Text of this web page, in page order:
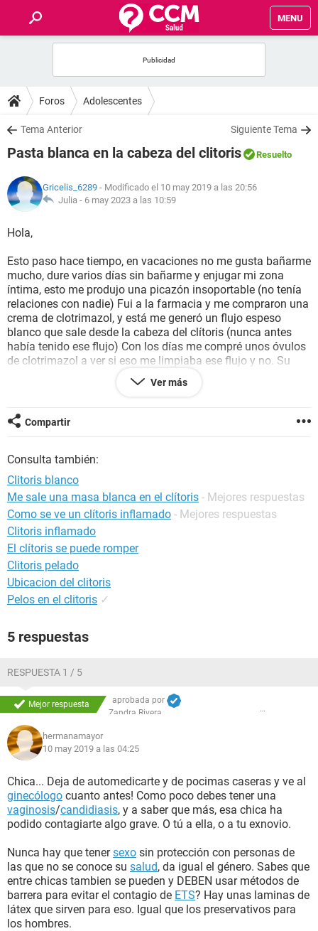
MENU
FOROS
SALUD
NUTRICIÓN
BIENESTAR
SEXUALIDAD
GLOSARIO
Foros Adolescentes
Tema Anterior Siguiente Tema
Pasta blanca en la cabeza del clitoris Resuelto
Gricelis_6289 - Modificado el 10 may 2019 a las 20:56
Julia - 6 may 2023 a las 10:59
Hola,
Esto paso hace tiempo, en vacaciones no me gusta bañarme
mucho, dure varios días sin bañarme y enjugar mi zona
íntima, esto me produjo una picazón insoportable (no tenía
relaciones con nadie) Fui a la farmacia y me compraron una
crema de clotrimazol, y está me generó un flujo espeso
blanco que sale desde la cabeza del clítoris (nunca antes
había tenido ese flujo) Con los días me compré unos óvulos
de clotrimazol a ver si eso me limpiaba ese flujo y no. Su
olor no me molestaba, después empecé a tener relaciones
con mi novio y lo único malo era que siempre me inflamada
razón. Todo normal. Terminamos y hace poco conocí a una
chica y Pues tuvimos relaciones, desde ahí mi flujo vaginal
exageradamente... Y después me entero de que la chica es
algo promiscua. Me preocupa el olor.. Me hice un lavado
vaginal hoy de vinagre y bicarbonato. Tengo 23 años.
Gracias
Ver más
Compartir
Consulta también:
Clitoris blanco
Me sale una masa blanca en el clítoris - Mejores respuestas
Como se ve un clítoris inflamado - Mejores respuestas
Clitoris inflamado
El clítoris se puede romper
Clitoris pelado
Ubicacion del clitoris
Pelos en el clitoris ✓
5 respuestas
RESPUESTA 1 / 5
Mejor respuesta
aprobada por
Zandra Rivera
hermanamayor
10 may 2019 a las 04:25
Chica... Deja de automedicarte y de pocimas caseras y ve al
ginecólogo cuanto antes! Como poco debes tener una
vaginosis/candidiasis, y a saber que más, esa chica ha
podido contagiarte algo grave. O tú a ella, o a tu exnovio.
Nunca hay que tenersexo sin protección con personas de
las que no se conoce su salud, da igual el género. Sabes que
entre chicas tambien se pueden y DEBEN usar métodos de
barrera para evitar el contagio de ETS? Hay unas laminas de
látex que sirven para eso. Igual que los preservativos para
los hombres.